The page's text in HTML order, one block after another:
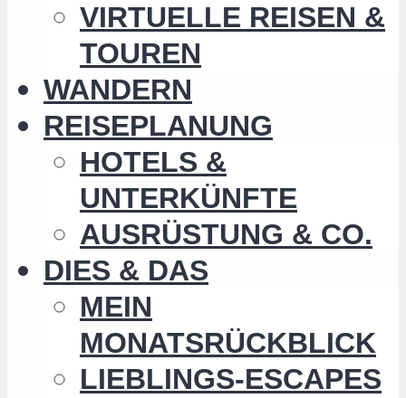
VIRTUELLE REISEN &
TOUREN
WANDERN
REISEPLANUNG
HOTELS &
UNTERKÜNFTE
AUSRÜSTUNG & CO.
DIES & DAS
MEIN
MONATSRÜCKBLICK
LIEBLINGS-ESCAPES